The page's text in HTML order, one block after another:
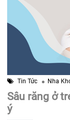
Tin Tức Nha
Sâu răng ở
ý